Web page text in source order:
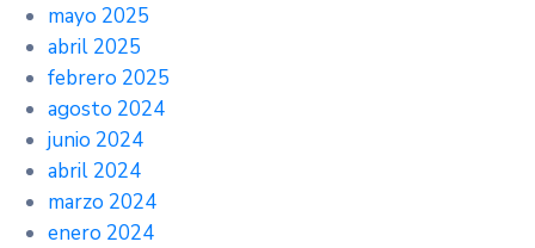
mayo 2025
abril 2025
febrero 2025
agosto 2024
junio 2024
abril 2024
marzo 2024
enero 2024